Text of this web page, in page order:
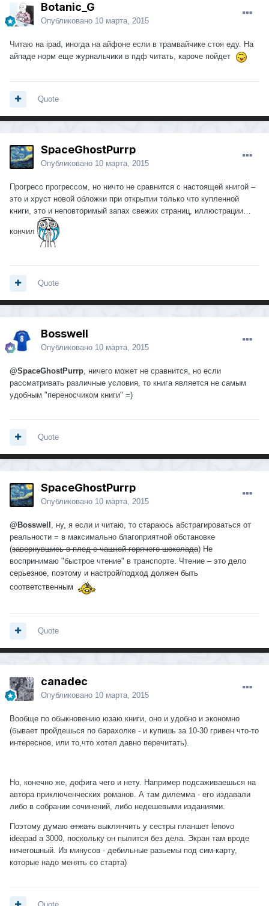
Botanic_G
Опубликовано 10 марта, 2015
Читаю на ipad, иногда на айфоне если в трамвайчике стоя еду. На
айпаде норм еще журнальчики в пдф читать, кароче пойдет
Quote
SpaceGhostPurrp
Опубликовано 10 марта, 2015
Прогресс прогрессом, но ничто не сравнится с настоящей книгой –
это и хруст новой обложки при открытии только что купленной
книги, это и неповторимый запах свежих страниц, иллюстрации…
кончил
Quote
Bosswell
Опубликовано 10 марта, 2015
@SpaceGhostPurrp, ничего может не сравнится, но если
рассматривать различные условия, то книга является не самым
удобным "переносчиком книги" =)
Quote
SpaceGhostPurrp
Опубликовано 10 марта, 2015
@Bosswell , ну, я если и читаю, то стараюсь абстрагироваться от
реальности = в максимально благоприятной обстановке
(завернувшись в плед с чашкой горячего шоколада) Не
воспринимаю "быстрое чтение" в транспорте. Чтение – это дело
серьезное, поэтому и настрой/подход должен быть
соответственным
Quote
canadec
Опубликовано 10 марта, 2015
Вообще по обыкновению юзаю книги, оно и удобно и экономно
(бывает пройдешься по барахолке - и купишь за 10-30 гривен что-то
интересное, или то,что хотел давно перечитать).
Но, конечно же, дофига чего и нету. Например подсаживаешься на
автора приключенческих романов. А там дилемма - его издавали
либо в собрании сочинений, либо недешевыми изданиями.
Поэтому думаю отжать выклянчить у сестры планшет lenovo
ideapad a 3000, поскольку он пылится без дела. Экран там вроде
ничегошный. Из минусов - дебильные разьемы под сим-карту,
которые надо менять со старта)